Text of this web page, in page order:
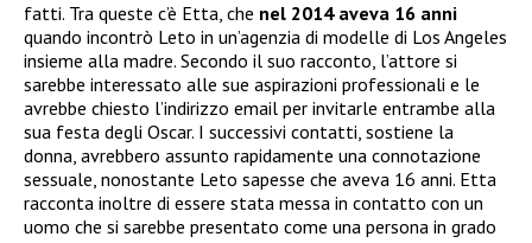
fatti. Tra queste c’è Etta, che nel 2014 aveva 16 anni
quando incontrò Leto in un’agenzia di modelle di Los Angeles
insieme alla madre. Secondo il suo racconto, l’attore si
sarebbe interessato alle sue aspirazioni professionali e le
avrebbe chiesto l’indirizzo email per invitarle entrambe alla
sua festa degli Oscar. I successivi contatti, sostiene la
donna, avrebbero assunto rapidamente una connotazione
sessuale, nonostante Leto sapesse che aveva 16 anni. Etta
racconta inoltre di essere stata messa in contatto con un
uomo che si sarebbe presentato come una persona in grado